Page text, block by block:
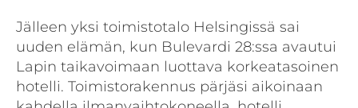
Jälleen yksi toimistotalo Helsingissä sai
uuden elämän, kun Bulevardi 28:ssa avautui
Lapin taikavoimaan luottava korkeatasoinen
hotelli. Toimistorakennus pärjäsi aikoinaan